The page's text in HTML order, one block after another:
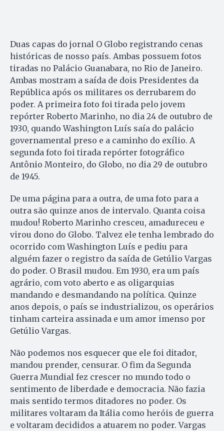
Duas capas do jornal O Globo registrando cenas
históricas de nosso país. Ambas possuem fotos
tiradas no Palácio Guanabara, no Rio de Janeiro.
Ambas mostram a saída de dois Presidentes da
República após os militares os derrubarem do
poder. A primeira foto foi tirada pelo jovem
repórter Roberto Marinho, no dia 24 de outubro de
1930, quando Washington Luís saía do palácio
governamental preso e a caminho do exílio. A
segunda foto foi tirada repórter fotográfico
Antônio Monteiro, do Globo, no dia 29 de outubro
de 1945.
De uma página para a outra, de uma foto para a
outra são quinze anos de intervalo. Quanta coisa
mudou! Roberto Marinho cresceu, amadureceu e
virou dono do Globo. Talvez ele tenha lembrado do
ocorrido com Washington Luís e pediu para
alguém fazer o registro da saída de Getúlio Vargas
do poder. O Brasil mudou. Em 1930, era um país
agrário, com voto aberto e as oligarquias
mandando e desmandando na política. Quinze
anos depois, o país se industrializou, os operários
tinham carteira assinada e um amor imenso por
Getúlio Vargas.
Não podemos nos esquecer que ele foi ditador,
mandou prender, censurar. O fim da Segunda
Guerra Mundial fez crescer no mundo todo o
sentimento de liberdade e democracia. Não fazia
mais sentido termos ditadores no poder. Os
militares voltaram da Itália como heróis de guerra
e voltaram decididos a atuarem no poder. Vargas